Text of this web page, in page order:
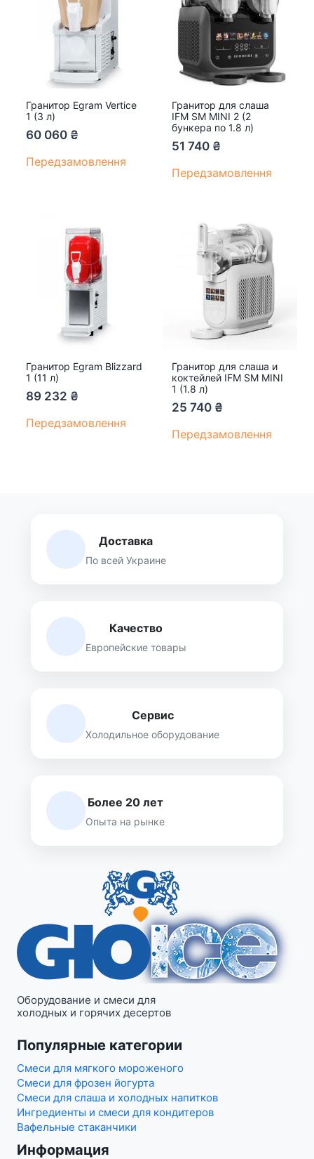
Гранитор Egram Vertice
1 (3 л)
60 060 ₴
Передзамовлення
Гранитор для слаша
IFM SM MINI 2 (2
бункера по 1.8 л)
51 740 ₴
Передзамовлення
Гранитор Egram Blizzard
1 (11 л)
89 232 ₴
Передзамовлення
Гранитор для слаша и
коктейлей IFM SM MINI
1 (1.8 л)
25 740 ₴
Передзамовлення
Доставка
По всей Украине
Качество
Европейские товары
Сервис
Холодильное оборудование
Более 20 лет
Опыта на рынке
Оборудование и смеси для
холодных и горячих десертов
Популярные категории
Смеси для мягкого мороженого
Смеси для фрозен йогурта
Смеси для слаша и холодных напитков
Ингредиенты и смеси для кондитеров
Вафельные стаканчики
Информация